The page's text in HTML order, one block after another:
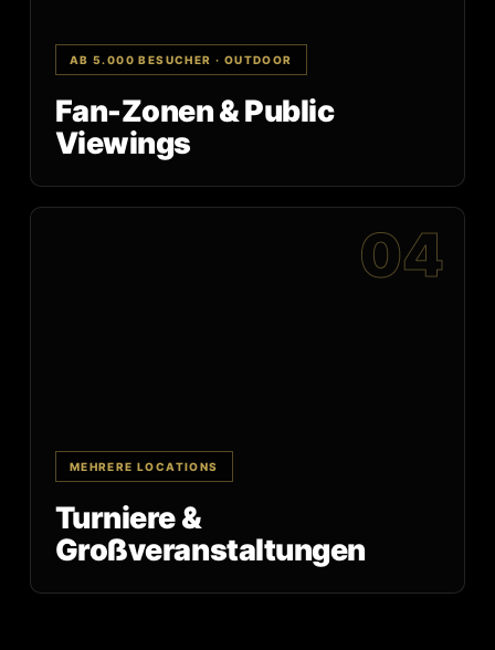
AB 5.000 BESUCHER · OUTDOOR
Fan-Zonen & Public
Viewings
04
MEHRERE LOCATIONS
Turniere &
Großveranstaltungen